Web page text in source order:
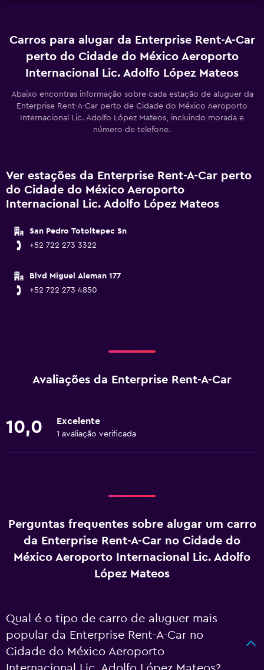
Carros para alugar da Enterprise Rent-A-Car
perto do Cidade do México Aeroporto
Internacional Lic. Adolfo López Mateos
Abaixo encontras informação sobre cada estação de aluguer da
Enterprise Rent-A-Car perto de Cidade do México Aeroporto
Internacional Lic. Adolfo López Mateos, incluindo morada e
número de telefone.
Ver estações da Enterprise Rent-A-Car perto
do Cidade do México Aeroporto
Internacional Lic. Adolfo López Mateos
San Pedro Totoltepec Sn
+52 722 273 3322
Blvd Miguel Aleman 177
+52 722 273 4850
Avaliações da Enterprise Rent-A-Car
10,0 Excelente
1 avaliação verificada
Perguntas frequentes sobre alugar um carro
da Enterprise Rent-A-Car no Cidade do
México Aeroporto Internacional Lic. Adolfo
López Mateos
Qual é o tipo de carro de aluguer mais
popular da Enterprise Rent-A-Car no
Cidade do México Aeroporto